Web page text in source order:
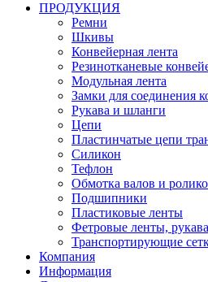
ПРОДУКЦИЯ
Ремни
Шкивы
Конвейерная лента
Резинотканевые
Модульная лента
Замки для соединения
Рукава и шланги
Цепи
Пластинчатые цепи
Силикон
Тефлон
Обмотка валов и
Подшипники
Пластиковые ленты
Фетровые ленты, рукава
Транспортирующие
Компания
Информация